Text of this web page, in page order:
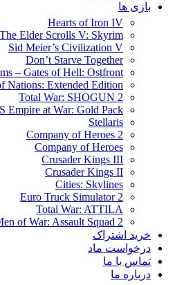
بازی ها
Hearts of Iron IV
The Elder Scrolls V: Skyrim
Sid Meier’s Civilization V
Don’t Starve Together
– Gates of Hell: Ostfront
Nations: Extended Edition
Total War: SHOGUN 2
Empire at War: Gold Pack
Stellaris
Company of Heroes 2
Company of Heroes
Crusader Kings III
Crusader Kings II
Cities: Skylines
Euro Truck Simulator 2
Total War: ATTILA
of War: Assault Squad 2
خرید اشتراک
درخواست ماد
تماس با ما
درباره ما